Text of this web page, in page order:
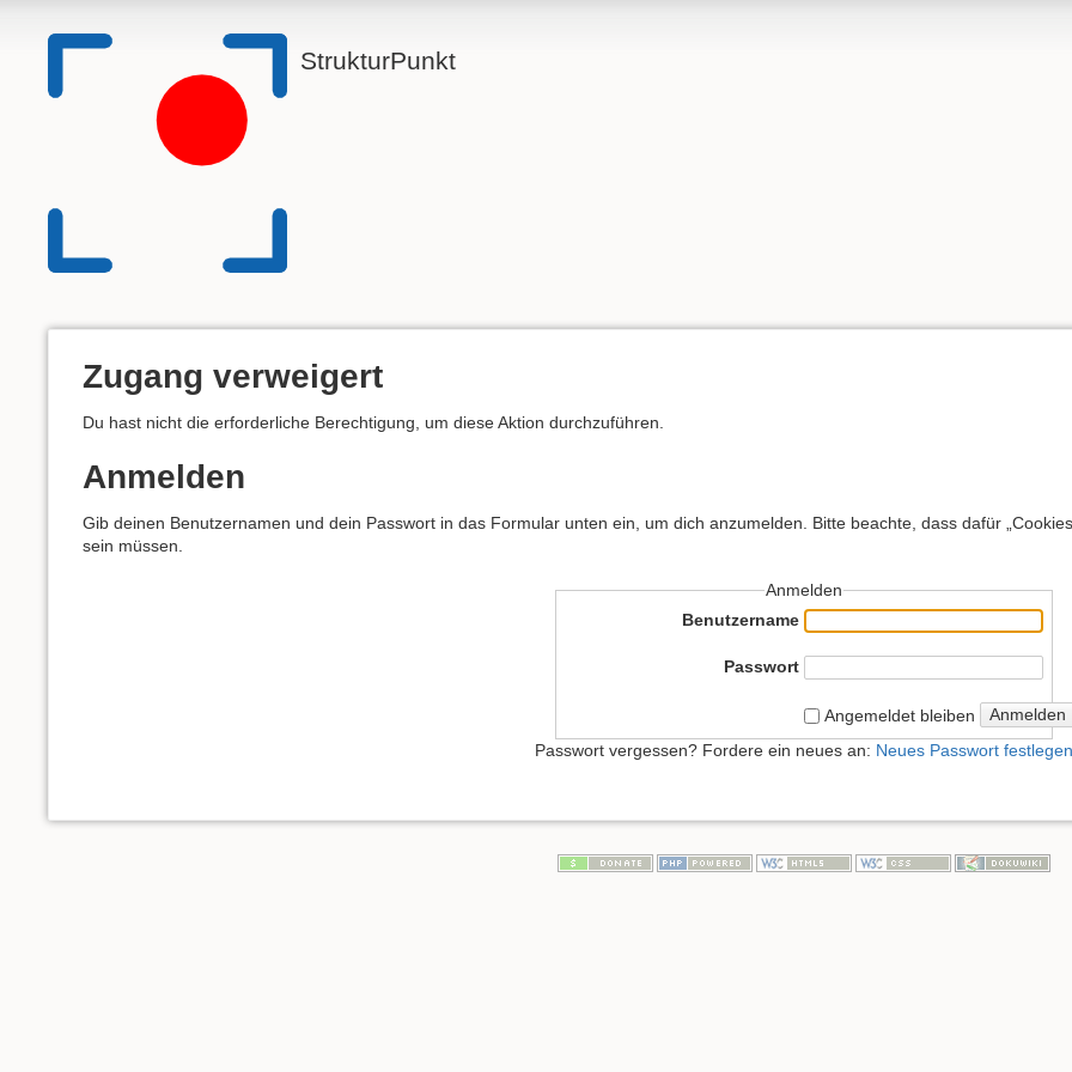
StrukturPunkt
Zugang verweigert
Du hast nicht die erforderliche Berechtigung, um diese Aktion durchzuführen.
Anmelden
Gib deinen Benutzernamen und dein Passwort in das Formular unten ein, um dich anzumelden. Bitte beachte, dass dafür
sein müssen.
Anmelden
Benutzername
Passwort
Angemeldet bleiben
Anmelden
Passwort vergessen? Fordere ein neues an: Neues Passwort festlegen